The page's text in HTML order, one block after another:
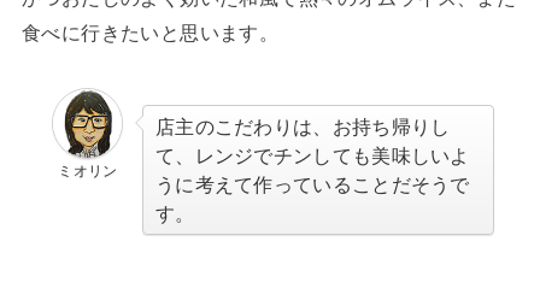
食べに行きたいと思います。
ミオリン
店主のこだわりは、お持ち帰りし
て、レンジでチンしても美味しいよ
うに考えて作っていることだそうで
す。